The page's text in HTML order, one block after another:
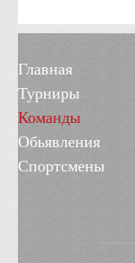
Главная
Турниры
Команды
Обьявления
Спортсмены